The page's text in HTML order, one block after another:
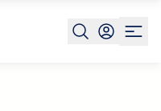
Albizzate